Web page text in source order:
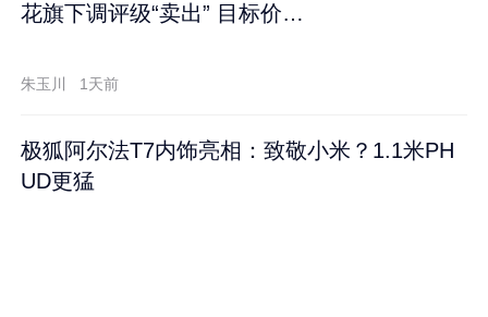
花旗下调评级“卖出” 目标价再
朱玉川 1天前
极狐阿尔法T7内饰亮相：致敬小米？1.1米PH
UD更猛